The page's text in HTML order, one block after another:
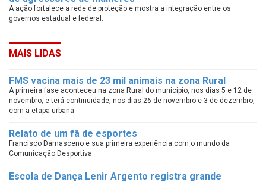
A ação fortalece a rede de proteção e mostra a integração entre os
governos estadual e federal.
MAIS LIDAS
FMS vacina mais de 23 mil animais na zona Rural
A primeira fase aconteceu na zona Rural do município, nos dias 5 e 12 de
novembro, e terá continuidade, nos dias 26 de novembro e 3 de dezembro,
com a etapa urbana
Relato de um fã de esportes
Francisco Damasceno e sua primeira experiência com o mundo da
Comunicação Desportiva
Escola de Dança Lenir Argento registra grande